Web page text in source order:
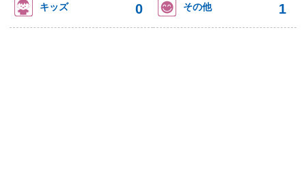
キッズ 0 その他 1